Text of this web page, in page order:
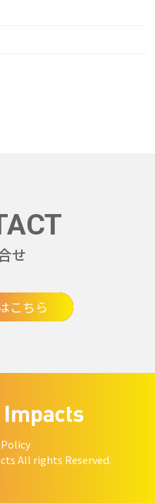
せ
こちら
All rights Reserved.